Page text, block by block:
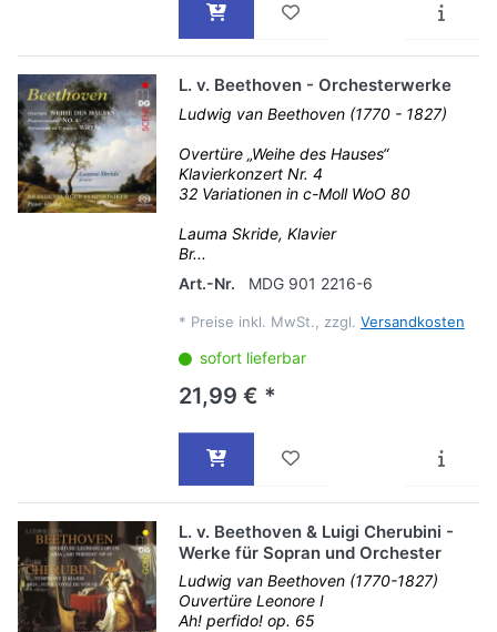
L. v. Beethoven - Orchesterwerke
Ludwig van Beethoven (1770 - 1827)
Overtüre „Weihe des Hauses“
Klavierkonzert Nr. 4
32 Variationen in c-Moll WoO 80
Lauma Skride, Klavier
Br...
Art.-Nr.
MDG 901 2216-6
* Preise inkl. MwSt., zzgl. Versandkosten
sofort lieferbar
21,99 € *
L. v. Beethoven & Luigi Cherubini -
Werke für Sopran und Orchester
Ludwig van Beethoven (1770-1827)
Ouvertüre Leonore I
Ah! perfido! op. 65